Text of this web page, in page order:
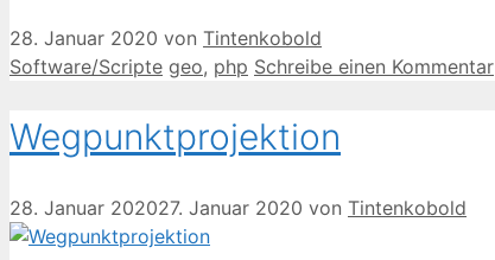
28. Januar 2020 von Tintenkobold
Kategorien
Software/Scripte Schlagwörter
geo, php Schreibe einen Kommentar
Wegpunktprojektion
28. Januar 202027. Januar 2020 von Tintenkobold